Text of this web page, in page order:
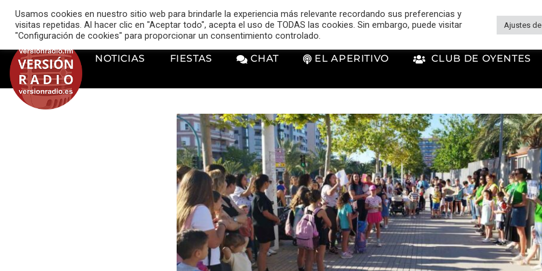
music_note VERSIÓN RADIO
NOTICIAS FIESTAS CHAT EL APERITIVO CLUB DE OYENTES
Usamos cookies en nuestro sitio web para brindarle la experiencia más relevante recordando sus preferencias y
visitas repetidas. Al hacer clic en "Aceptar todo", acepta el uso de TODAS las cookies. Sin embargo, puede visitar
"Configuración de cookies" para proporcionar un consentimiento controlado.
Ajustes